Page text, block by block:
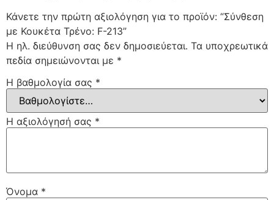
Κάνετε την πρώτη αξιολόγηση για το προϊόν: “Σύνθεση
με Κουκέτα Τρένο: F-213”
Η ηλ. διεύθυνση σας δεν δημοσιεύεται. Τα υποχρεωτικά
πεδία σημειώνονται με *
Η βαθμολογία σας *
Η αξιολόγησή σας *
Όνομα *